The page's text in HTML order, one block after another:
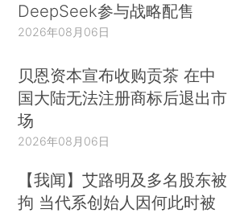
DeepSeek参与战略配售
2026年08月06日
贝恩资本宣布收购贡茶 在中
国大陆无法注册商标后退出市
场
2026年08月06日
【我闻】艾路明及多名股东被
拘 当代系创始人因何此时被